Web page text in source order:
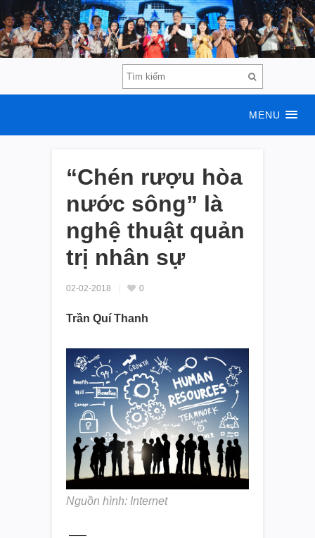
MENU
“Chén rượu hòa
nước sông” là
nghệ thuật quản
trị nhân sự
02-02-2018 0
Trần Quí Thanh
Nguồn hình: Internet
—–